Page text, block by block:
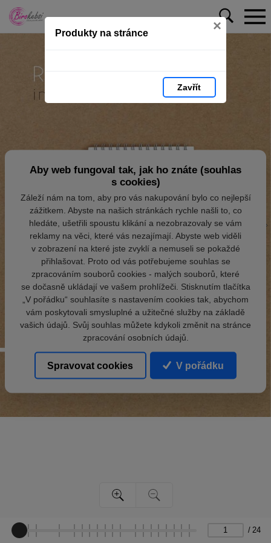
Produkty na stránce ×
Zavřít
/ 24
Aby web fungoval tak, jak ho znáte (souhlas
s cookies)
Záleží nám na tom, aby pro vás nakupování bylo co nejlepší
zážitkem. Abyste na našich stránkách rychle našli to, co
hledáte, ušetřili spoustu klikání a nezobrazovaly se vám
reklamy na věci, které vás nezajímají. Abyste web viděli
v zobrazení na které jste zvyklí a nemuseli se pokaždé
přihlašovat. Proto od vás potřebujeme souhlas se
zpracováním souborů cookies - malých souborů, které
se dočasně ukládají ve vašem prohlížeči. Stisknutím tlačítka
„V pořádku“ souhlasíte s nastavením cookies tak, abychom
vám poskytovali smysluplné a užitečné služby na základě
vašich údajů. Svůj souhlas můžete kdykoli změnit na stránce
zpracování osobních údajů.
Spravovat cookies V pořádku